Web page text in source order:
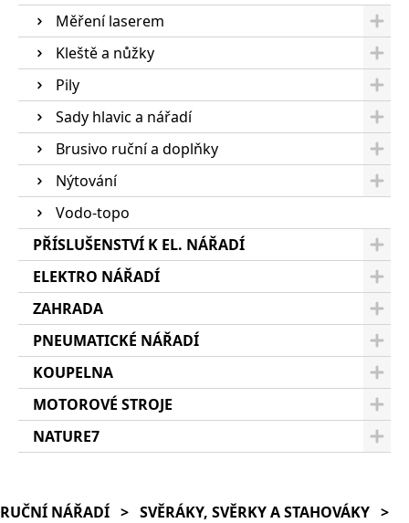
Měření laserem
Kleště a nůžky
Pily
Sady hlavic a nářadí
Brusivo ruční a doplňky
Nýtování
Vodo-topo
PŘÍSLUŠENSTVÍ K EL. NÁŘADÍ
ELEKTRO NÁŘADÍ
ZAHRADA
PNEUMATICKÉ NÁŘADÍ
KOUPELNA
MOTOROVÉ STROJE
NATURE7
RUČNÍ NÁŘADÍ > SVĚRÁKY, SVĚRKY A STAHOVÁKY >